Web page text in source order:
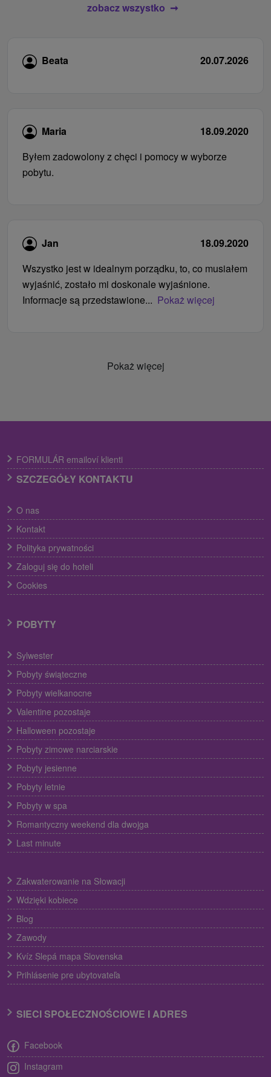
zobacz wszystko
Beata 20.07.2026
Maria
18.09.2020
Byłem zadowolony z chęci i pomocy w wyborze
pobytu.
Jan
18.09.2020
Wszystko jest w idealnym porządku, to, co musiałem
wyjaśnić, zostało mi doskonale wyjaśnione.
Informacje są przedstawione... Pokaż więcej
Pokaż więcej
FORMULÁR emailoví klienti
SZCZEGÓŁY KONTAKTU
O nas
Kontakt
Polityka prywatności
Zaloguj się do hoteli
Cookies
POBYTY
Sylwester
Pobyty świąteczne
Pobyty wielkanocne
Valentine pozostaje
Halloween pozostaje
Pobyty zimowe narciarskie
Pobyty jesienne
Pobyty letnie
Pobyty w spa
Romantyczny weekend dla dwojga
Last minute
Zakwaterowanie na Słowacji
Wdzięki kobiece
Blog
Zawody
Kvíz Slepá mapa Slovenska
Prihlásenie pre ubytovateľa
SIECI SPOŁECZNOŚCIOWE I ADRES
Facebook
Instagram